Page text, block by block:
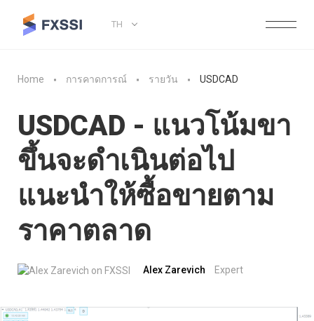
TH
Home การคาดการณ์ รายวัน USDCAD
USDCAD - แนวโน้มขา
ขึ้นจะดำเนินต่อไป
แนะนำให้ซื้อขายตาม
ราคาตลาด
Alex Zarevich Expert